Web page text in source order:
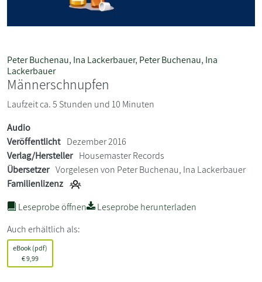
Peter Buchenau, Ina Lackerbauer, Peter Buchenau, Ina
Lackerbauer
Männerschnupfen
Laufzeit ca. 5 Stunden und 10 Minuten
Audio
Veröffentlicht Dezember 2016
Verlag/Hersteller Housemaster Records
Übersetzer Vorgelesen von Peter Buchenau, Ina Lackerbauer
Familienlizenz
Leseprobe öffnen
Leseprobe herunterladen
Auch erhältlich als:
eBook (pdf)
€9,99